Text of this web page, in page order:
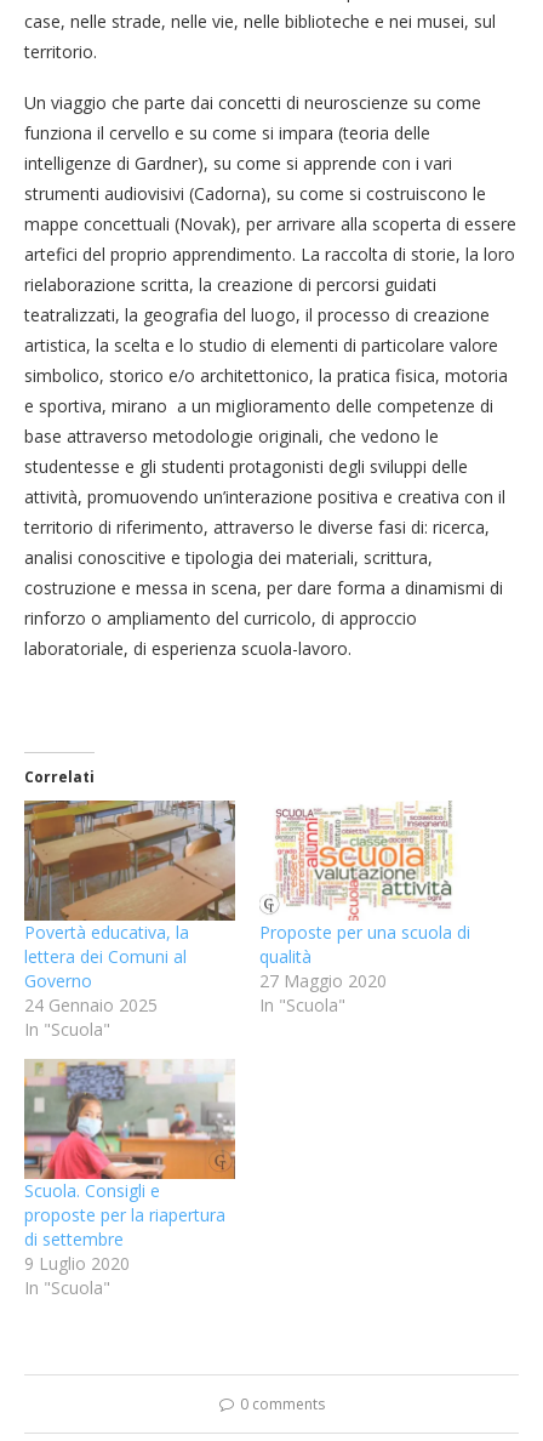
case, nelle strade, nelle vie, nelle biblioteche e nei musei, sul
territorio.
Un viaggio che parte dai concetti di neuroscienze su come
funziona il cervello e su come si impara (teoria delle
intelligenze di Gardner), su come si apprende con i vari
strumenti audiovisivi (Cadorna), su come si costruiscono le
mappe concettuali (Novak), per arrivare alla scoperta di essere
artefici del proprio apprendimento. La raccolta di storie, la loro
rielaborazione scritta, la creazione di percorsi guidati
teatralizzati, la geografia del luogo, il processo di creazione
artistica, la scelta e lo studio di elementi di particolare valore
simbolico, storico e/o architettonico, la pratica fisica, motoria
e sportiva, mirano a un miglioramento delle competenze di
base attraverso metodologie originali, che vedono le
studentesse e gli studenti protagonisti degli sviluppi delle
attività, promuovendo un’interazione positiva e creativa con il
territorio di riferimento, attraverso le diverse fasi di: ricerca,
analisi conoscitive e tipologia dei materiali, scrittura,
costruzione e messa in scena, per dare forma a dinamismi di
rinforzo o ampliamento del curricolo, di approccio
laboratoriale, di esperienza scuola-lavoro.
Correlati
Povertà educativa, la
lettera dei Comuni al
Governo
24 Gennaio 2025
In "Scuola"
Proposte per una scuola di
qualità
27 Maggio 2020
In "Scuola"
Scuola. Consigli e
proposte per la riapertura
di settembre
9 Luglio 2020
In "Scuola"
0 comments